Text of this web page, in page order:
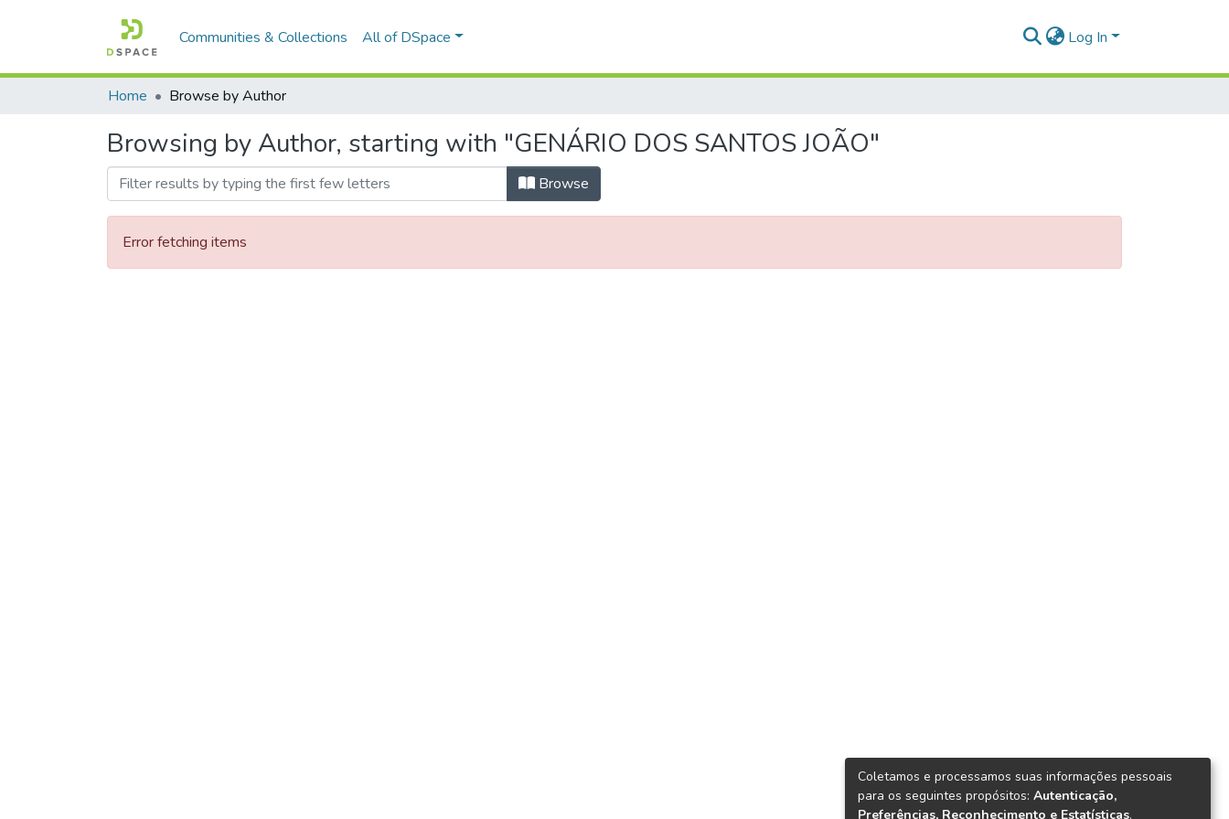
Communities & Collections All of DSpace Log In
Home Browse by Author
Browsing by Author, starting with "GENÁRIO DOS SANTOS JOÃO"
Browse
Error fetching items
Coletamos e processamos suas informações pessoais
para os seguintes propósitos: Autenticação,
Preferências, Reconhecimento e Estatísticas.